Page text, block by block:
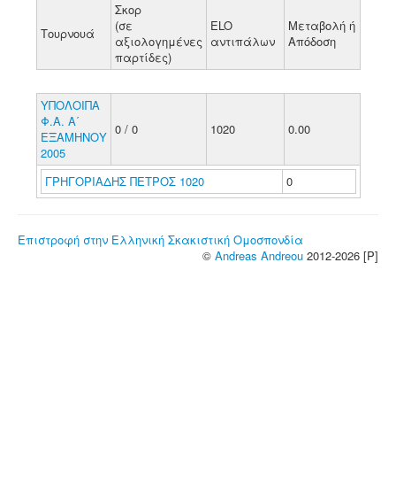
Τουρνουά
Σκορ
(σε
αξιολογημένες
παρτίδες)
ELO
αντιπάλων
Μεταβολή ή
Απόδοση
ΥΠΟΛΟΙΠΑ
Φ.Α. Α΄
ΕΞΑΜΗΝΟΥ
2005
0 / 0 1020 0.00
ΓΡΗΓΟΡΙΑΔΗΣ ΠΕΤΡΟΣ 1020 0
Επιστροφή στην Ελληνική Σκακιστική Ομοσπονδία
© Andreas Andreou 2012-2026 [P]